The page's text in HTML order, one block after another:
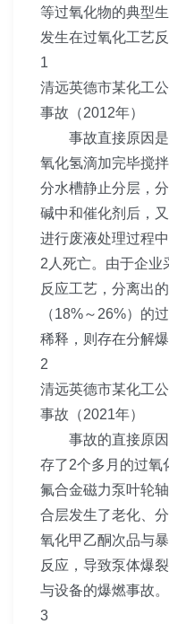
等过氧化物的典型
发生在过氧化工艺反
1
清远英德市某化工公
事故（2012年）
事故直接原因
氧化氢滴加完毕搅
分水槽静止分层，
碱中和催化剂后，
进行废液处理过程
2人死亡。由于企业
反应工艺，分离出
（18%～26%）的
稀释，则存在分解爆
2
清远英德市某化工公
事故（2021年）
事故的直接原
存了2个多月的过氧
氟合金磁力泵叶轮
合层发生了老化、
氧化甲乙酮次品与
反应，导致泵体爆
与设备的爆燃事故。
3